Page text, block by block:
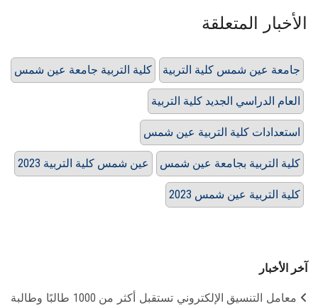
الأخبار المتعلقة
كلية التربية جامعة عين شمس جامعة عين شمس كلية التربية
العام الدراسي الجديد كلية التربية
استعدادات كلية التربية عين شمس
عين شمس كلية التربية 2023 كلية التربية بجامعة عين شمس
كلية التربية عين شمس 2023
آخر الأخبار
معامل التنسيق الإلكتروني تستقبل أكثر من 1000 طالبًا وطالبة